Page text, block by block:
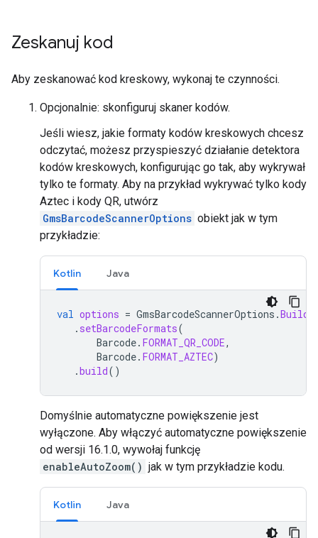
Zeskanuj kod
Aby zeskanować kod kreskowy, wykonaj te czynności.
Opcjonalnie: skonfiguruj skaner kodów.
Jeśli wiesz, jakie formaty kodów kreskowych chcesz
odczytać, możesz przyspieszyć działanie detektora
kodów kreskowych, konfigurując go tak, aby wykrywał
tylko te formaty. Aby na przykład wykrywać tylko kody
Aztec i kody QR, utwórz
GmsBarcodeScannerOptions obiekt jak w tym
przykładzie:
Kotlin Java
val options = GmsBarcodeScannerOptions .
. setBarcodeFormats(
Barcode. FORMAT_QR_CODE,
Barcode. FORMAT_AZTEC)
.build()
Domyślnie automatyczne powiększenie jest
wyłączone. Aby włączyć automatyczne powiększenie
od wersji 16.1.0, wywołaj funkcję
enableAutoZoom() jak w tym przykładzie kodu.
Kotlin Java